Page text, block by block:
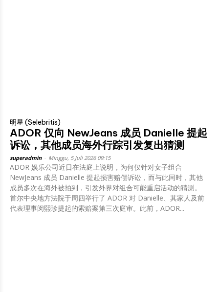
明星 (Selebritis)
ADOR 仅向 NewJeans 成员 Danielle 提起
诉讼，其他成员海外行踪引发复出猜测
superadmin Minggu, 5 Juli 2026 09:15
ADOR 娱乐公司近日在法庭上说明，为何仅针对女子组合
NewJeans 成员 Danielle 提起损害赔偿诉讼，而与此同时，其他
成员多次在海外被拍到，引发外界对组合可能重启活动的猜测。
首尔中央地方法院于周四举行了 ADOR 对 Danielle、其家人及前
代表理事闵熙珍提起的索赔案第三次庭审。此前，ADOR...